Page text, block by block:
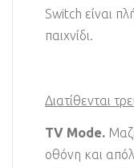
Switch είναι
παιχνίδι.
Διατίθενται
TV Mode.
οθόνη και